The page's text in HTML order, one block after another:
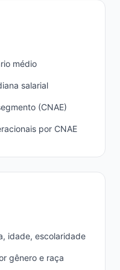
médio
salarial
(CNAE)
por CNAE
idade, escolaridade
gênero e raça